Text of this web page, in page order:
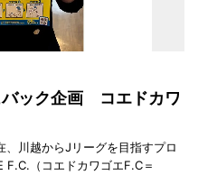
バック企画 コエドカワ
川越からJリーグを目指すプロ
F.C.（コエドカワゴエF.C＝